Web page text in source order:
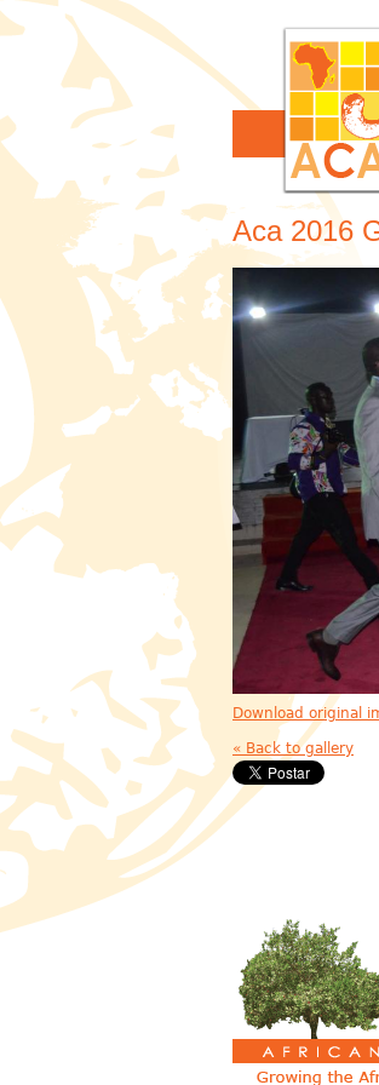
Aca 2016
Download original
« Back to gallery